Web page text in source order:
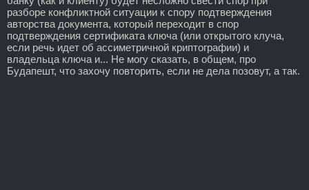
разборе конфликтной ситуации к спору подтверждения
авторства документа, который переходит в спор
подтверждения сертификата ключа (или открытого клуча,
если речь идет об ассиметричной криптографии) и
владельца ключа и... Не могу сказать, в общем, про
Будапешт, что захочу повторить, если не дела позовут, а так.